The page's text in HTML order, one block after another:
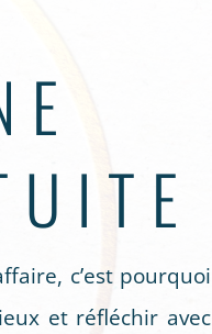
c’est pourquoi
et réfléchir avec